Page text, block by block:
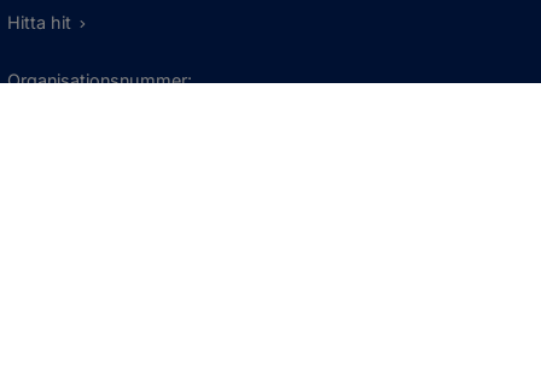
Hitta hit
Organisationsnummer: